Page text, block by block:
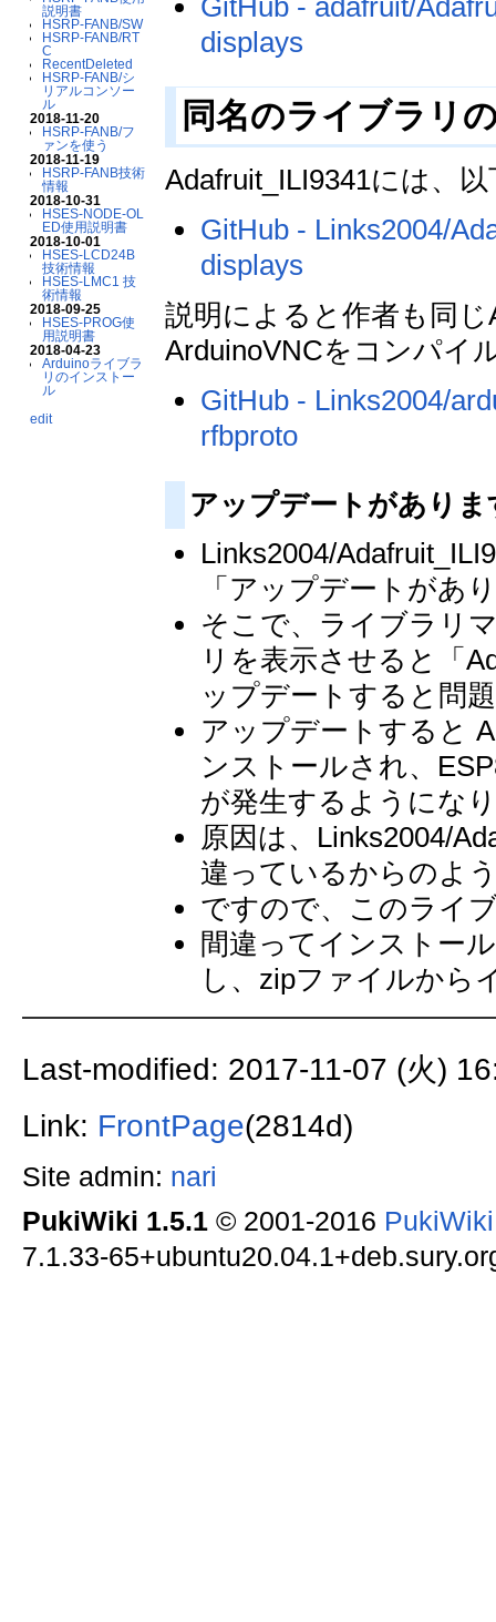
説明書
HSRP-FANB/SW
HSRP-FANB/RT
C
RecentDeleted
HSRP-FANB/シ
リアルコンソー
ル
2018-11-20
HSRP-FANB/フ
ァンを使う
2018-11-19
HSRP-FANB技術
情報
2018-10-31
HSES-NODE-OL
ED使用説明書
2018-10-01
HSES-LCD24B
技術情報
HSES-LMC1 技
術情報
2018-09-25
HSES-PROG使
用説明書
2018-04-23
Arduinoライブラ
リのインストー
ル
edit
displays
同名のライブラリ
Adafruit_ILI9341には、
GitHub - Links2004/
displays
説明によると作者も同
ArduinoVNCをコンパイ
GitHub - Links2004/
rfbproto
アップデートがあり
Links2004/
「アップデートがあ
そこで、ライブラリ
リを表示させると「
ップデートすると問
アップデートすると
ンストールされ、
が発生するようにな
原因は、Links2004/
違っているからのよ
ですので、このライ
間違ってインストー
し、zipファイルから
Last-modified: 2017-11-07 (火)
Link: FrontPage(2814d)
Site admin: nari
PukiWiki 1.5.1© 2001-2016
7.1.33-